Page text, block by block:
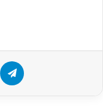
WhatsApp